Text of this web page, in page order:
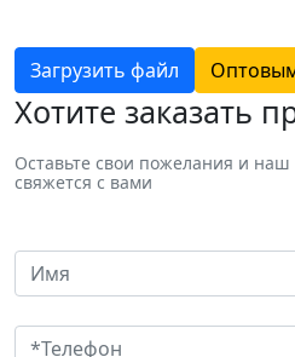
Загрузить файл
Хотите заказать
Оставьте свои пожелания и
свяжется с вами